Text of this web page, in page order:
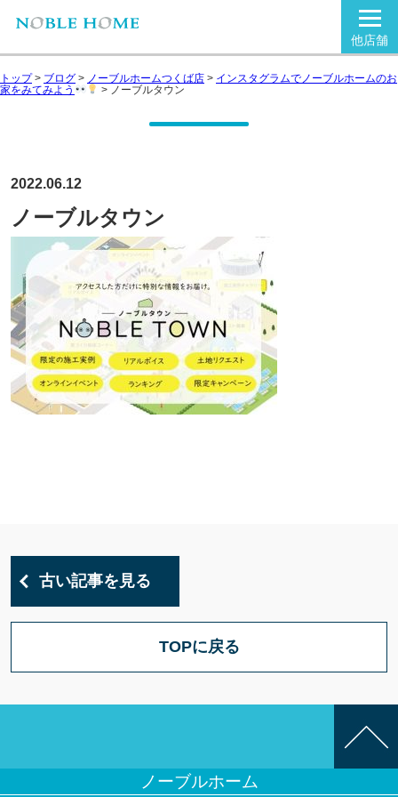
他店舗
トップ> ブログ > ノーブルホームつくば店 > インスタグラムでノーブルホームのお
家をみてみよう
> ノーブルタウン
2022.06.12
ノーブルタウン
古い記事を見る
TOPに戻る
ノーブルホーム